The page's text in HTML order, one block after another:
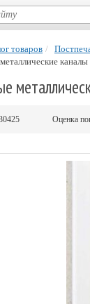
товаров
Оценка